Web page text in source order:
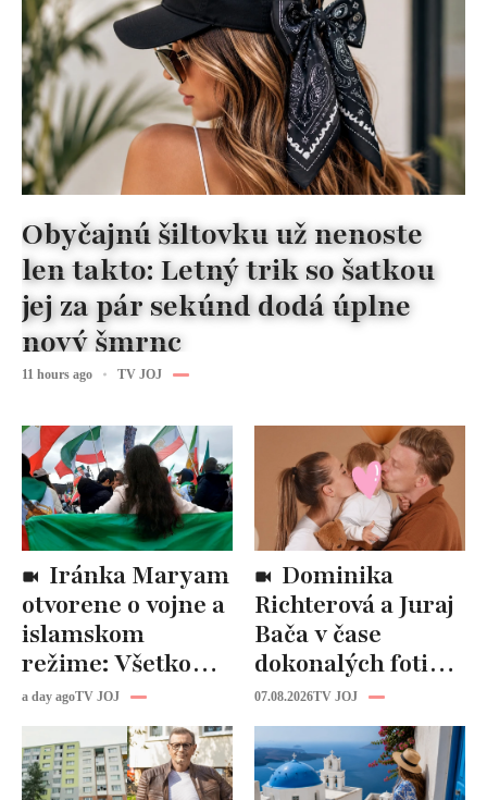
Obyčajnú šiltovku už nenoste
len takto: Letný trik so šatkou
jej za pár sekúnd dodá úplne
nový šmrnc
11 hours ago TV JOJ
otvorene o vojne a
islamskom
režime: Všetko
tam riadi
propaganda, ľudí
zabíjajú na
uliciach
a day agoTV JOJ
Richterová a Juraj
Bača v čase
dokonalých fotiek
pripomínajú
dôležitú vec:
Slováci ich za to
milujú!
07.08.2026TV JOJ